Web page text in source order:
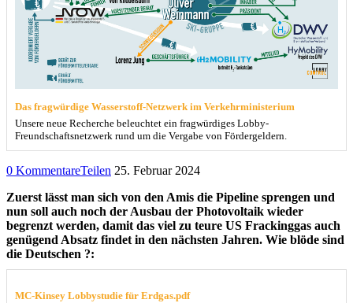
Das fragwürdige Wasserstoff-Netzwerk im Verkehrministerium
Unsere neue Recherche beleuchtet ein fragwürdiges Lobby-
Freundschaftsnetzwerk rund um die Vergabe von Fördergeldern.
0 KommentareTeilen 25. Februar 2024
Zuerst lässt man sich von den Amis die Pipeline sprengen und
nun soll auch noch der Ausbau der Photovoltaik wieder
begrenzt werden, damit das viel zu teure US Frackinggas auch
genügend Absatz findet in den nächsten Jahren. Wie blöde sind
die Deutschen ?:
MC-Kinsey Lobbystudie für Erdgas.pdf